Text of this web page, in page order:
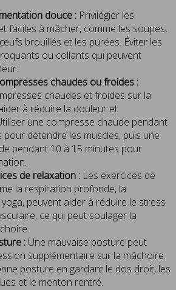
douce : Privilégier les
faciles à mâcher, comme les soupes,
brouillés et les purées. Éviter les
ou collants qui peuvent
chaudes ou froides :
chaudes et froides sur la
à réduire la douleur et
une compresse chaude pendant
pour détendre les muscles, puis une
pendant 10 à 15 minutes pour
de relaxation : Les exercices de
la respiration profonde, la
peuvent aider à réduire le stress
ce qui peut soulager la
: Une mauvaise posture peut
supplémentaire sur la mâchoire.
posture en gardant le dos droit, les
et le menton rentré.